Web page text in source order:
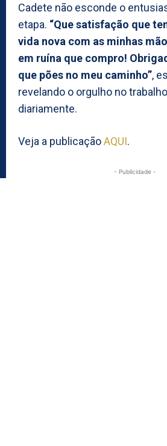
Cadete não esconde o
etapa. “Que satisfação que
vida nova com as minhas
em ruína que compro!
que pões no meu caminho”,
revelando o orgulho no
diariamente.
Veja a publicaçãoAQUI.
- Publicidade -